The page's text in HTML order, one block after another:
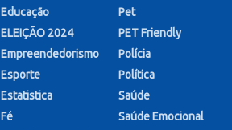
Educação
ELEIÇÃO 2024
Empreendedorismo
Esporte
Estatistica
Fé
Pet
PET Friendly
Polícia
Política
Saúde
Saúde Emocional